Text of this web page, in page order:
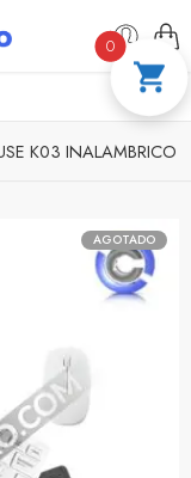
COMPRA
K03 INALAMBRICO
AGOTADO
0